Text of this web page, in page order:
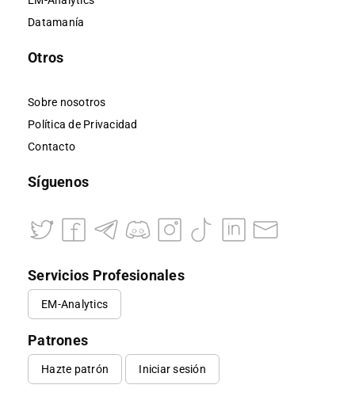
Datamanía
Otros
Sobre nosotros
Política de Privacidad
Contacto
Síguenos
Servicios Profesionales
EM-Analytics
Patrones
Hazte patrón Iniciar sesión